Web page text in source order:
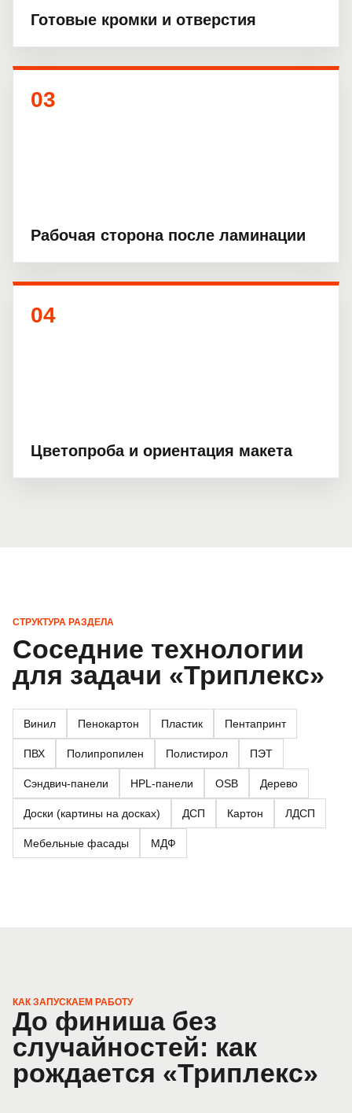
Готовые кромки и отверстия
03
Рабочая сторона после ламинации
04
Цветопроба и ориентация макета
СТРУКТУРА РАЗДЕЛА
Соседние технологии
для задачи «Триплекс»
Винил Пенокартон Пластик Пентапринт
ПВХ Полипропилен Полистирол ПЭТ
Сэндвич-панели HPL-панели OSB Дерево
Доски (картины на досках) ДСП Картон ЛДСП
Мебельные фасады МДФ
КАК ЗАПУСКАЕМ РАБОТУ
До финиша без
случайностей: как
рождается «Триплекс»